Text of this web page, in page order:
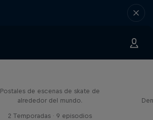
Postales de escenas de skate de
alrededor del mundo.
2 Temporadas · 9 episodios